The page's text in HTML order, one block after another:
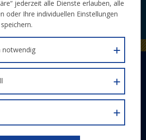
JETZT ABONNIEREN
PLUS
Publizität
jederzeit alle Dienste erlauben, alle
oder Ihre individuellen Einstellungen
notwendig